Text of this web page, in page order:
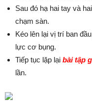
Sau đó hạ hai tay và
chạm sàn.
Kéo lên lại vị trí ban
lực cơ bụng.
Tiếp tục lặp lại bài tập
lần.